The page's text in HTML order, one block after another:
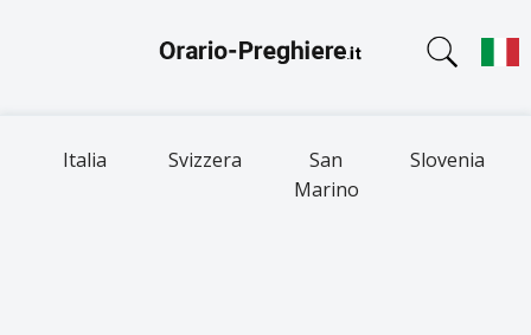
Italia Svizzera
San
Marino
Slovenia